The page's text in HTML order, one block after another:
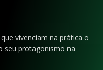
vivenciam na prática o
seu protagonismo na